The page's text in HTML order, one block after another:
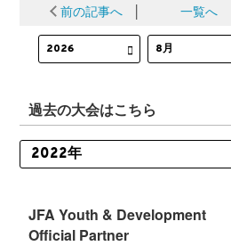
前の記事へ │ 一覧へ
過去の大会はこちら
JFA Youth & Development
Official Partner